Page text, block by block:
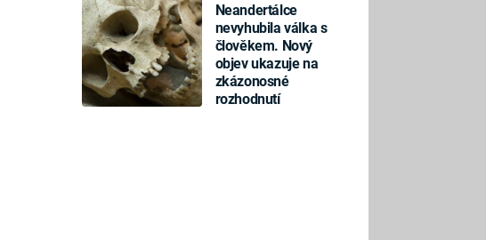
Neandertálce
nevyhubila válka s
člověkem. Nový
objev ukazuje na
zkázonosné
rozhodnutí